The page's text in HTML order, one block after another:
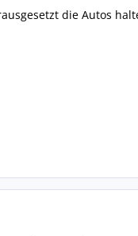
die Autos